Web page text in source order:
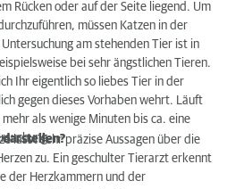
Rücken oder auf der Seite liegend. Um
müssen Katzen in der
am stehenden Tier ist in
bei sehr ängstlichen Tieren.
Ihr eigentlich so liebes Tier in der
gegen dieses Vorhaben wehrt. Läuft
als wenige Minuten bis ca. eine
darstellen?
lässt sehr präzise Aussagen über die
zu. Ein geschulter Tierarzt erkennt
der Herzkammern und der